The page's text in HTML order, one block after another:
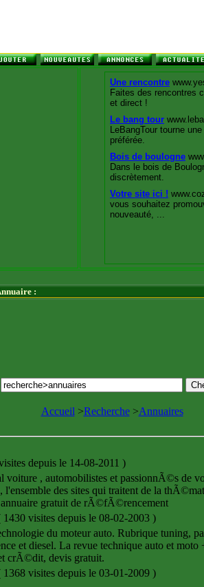
:
Accueil >Recherche>Annuaires
depuis le 14-08-2011 )
, automobilistes et passionnÃ©s de
l'ensemble des sites qui traitent de la
gratuit de rÃ©fÃ©rencement
1430 visites depuis le 08-02-2003 )
du moteur auto. Rubrique tuning,
et diesel. La revue technique auto et
crÃ©dit, devis gratuit.
1368 visites depuis le 03-01-2009 )